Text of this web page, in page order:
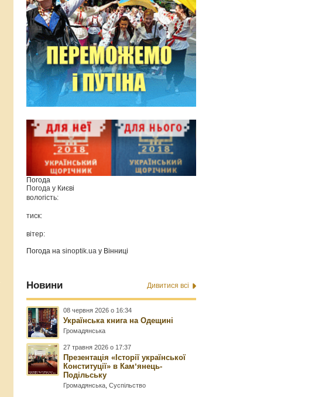
Погода
Погода у Києві
вологість:
тиск:
вітер:
Погода наsinoptik.ua у Вінниці
Новини Дивитися всі
08 червня 2026 о 16:34
Українська книга на Одещині
Громадянська
27 травня 2026 о 17:37
Презентація «Історії української
Конституції» в Камʼянець-
Подільську
Громадянська ,Суспільство